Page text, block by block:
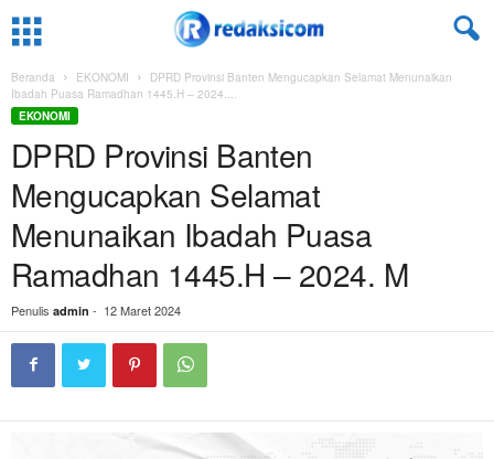
Beranda EKONOMI
DPRD Provinsi Banten Mengucapkan Selamat Menunaikan
Ibadah Puasa Ramadhan 1445.H – 2024....
EKONOMI
DPRD Provinsi Banten
Mengucapkan Selamat
Menunaikan Ibadah Puasa
Ramadhan 1445.H – 2024. M
Penulis admin - 12 Maret 2024